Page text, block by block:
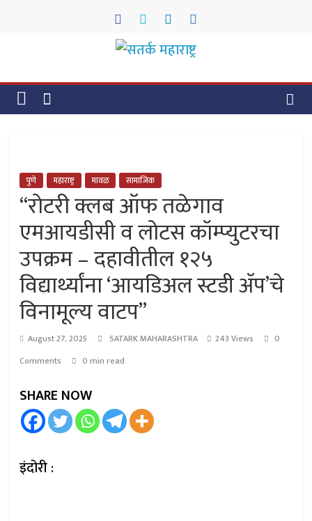
सतर्क
महाराष्ट्र
पुणे महाराष्ट्र मावळ सामाजिक
“रोटरी क्लब ऑफ तळेगाव
एमआयडीसी व लोटस कॉम्प्युटरचा
उपक्रम – दहावीतील १२५
विद्यार्थ्यांना ‘आयडिअल स्टडी ॲप’चे
विनामूल्य वाटप”
August 27, 2025 SATARK MAHARASHTRA 243 Views
0
Comments
0 min read
SHARE NOW
इंदोरी :